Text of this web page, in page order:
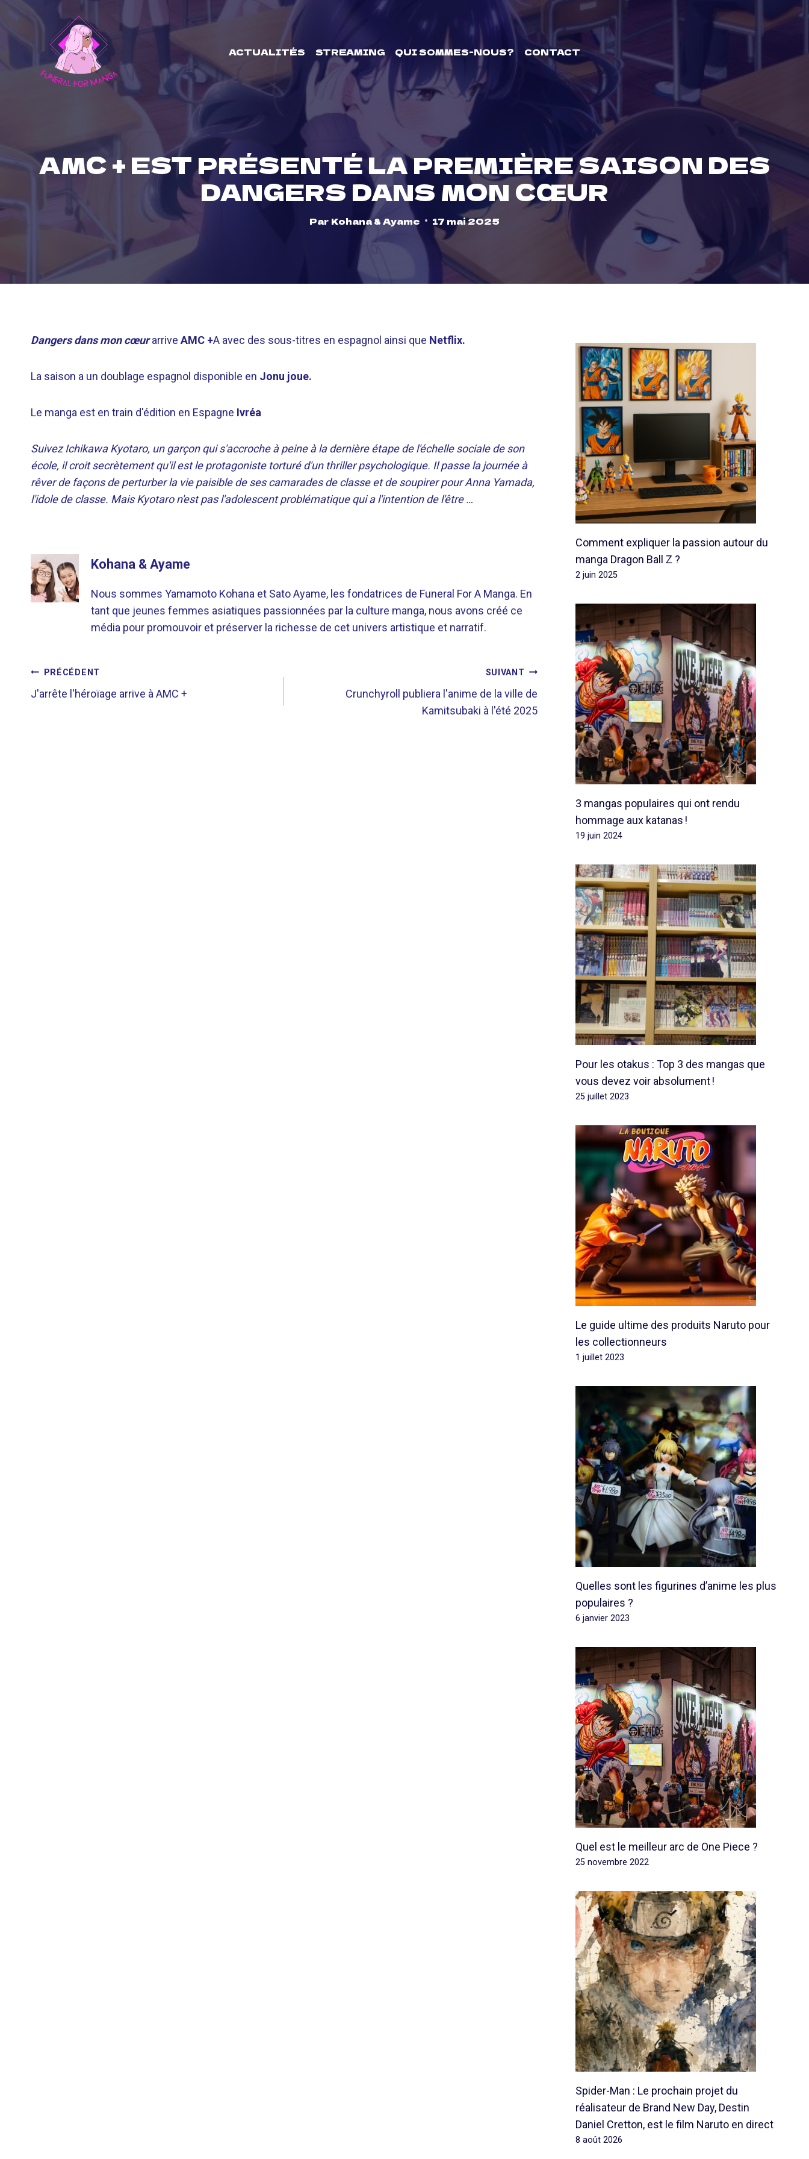
content
ACTUALITÉS STREAMING QUI SOMMES-NOUS? CONTACT
AMC + EST PRÉSENTÉ LA PREMIÈRE SAISON DES
DANGERS DANS MON CŒUR
Par Kohana & Ayame 17 mai 2025
Dangers dans mon cœurarrive AMC +A avec des sous-titres en espagnol ainsi que Netflix.
La saison a un doublage espagnol disponible en Jonu joue.
Le manga est en train d'édition en Espagne Ivréa
Suivez Ichikawa Kyotaro, un garçon qui s'accroche à peine à la dernière étape de l'échelle sociale de son
école, il croit secrètement qu'il est le protagoniste torturé d'un thriller psychologique. Il passe la journée à
rêver de façons de perturber la vie paisible de ses camarades de classe et de soupirer pour Anna Yamada,
l'idole de classe. Mais Kyotaro n'est pas l'adolescent problématique qui a l'intention de l'être …
Kohana & Ayame
Nous sommes Yamamoto Kohana et Sato Ayame, les fondatrices de Funeral For A Manga. En
tant que jeunes femmes asiatiques passionnées par la culture manga, nous avons créé ce
média pour promouvoir et préserver la richesse de cet univers artistique et narratif.
NAVIGATION
DE
PRÉCÉDENT
J'arrête l'héroïage arrive à AMC +
SUIVANT
Crunchyroll publiera l'anime de la ville de
Kamitsubaki à l'été 2025
Comment expliquer la passion autour du
manga Dragon Ball Z ?
2 juin 2025
3 mangas populaires qui ont rendu
hommage aux katanas !
19 juin 2024
Pour les otakus : Top 3 des mangas que
vous devez voir absolument !
25 juillet 2023
Le guide ultime des produits Naruto pour
les collectionneurs
1 juillet 2023
Quelles sont les figurines d’anime les plus
populaires ?
6 janvier 2023
Quel est le meilleur arc de One Piece ?
25 novembre 2022
Spider-Man : Le prochain projet du
réalisateur de Brand New Day, Destin
Daniel Cretton, est le film Naruto en direct
8 août 2026